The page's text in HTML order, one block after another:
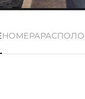
НОМЕРА